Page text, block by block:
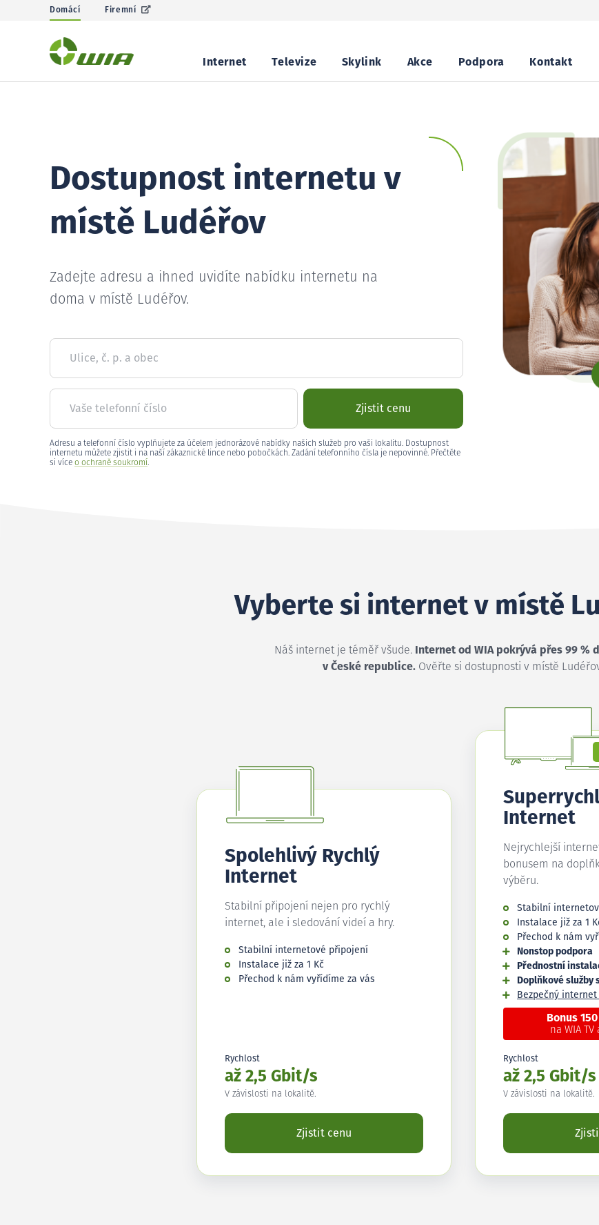
Domácí Firemní
Internet Televize Skylink Akce Podpora Kontakt
Dostupnost internetu v
místě Ludéřov
Zadejte adresu a ihned uvidíte nabídku internetu na
doma v místě Ludéřov.
Ulice, č. p. a obec
Vaše telefonní číslo Zjistit cenu
Adresu a telefonní číslo vyplňujete za účelem jednorázové nabídky našich služeb pro vaši lokalitu. Dostupnost
internetu můžete zjistit i na naší zákaznické lince nebo pobočkách. Zadání telefonního čísla je nepovinné. Přečtěte
si více o ochraně soukromí.
Vyberte si internet v místě
Náš internet je téměř všude.
Internet od WIA pokrývá přes 99 %
v České republice. Ověřte si dostupnosti v místě
Spolehlivý Rychlý
Internet
Stabilní připojení nejen pro rychlý
internet, ale i sledování videí a hry.
Stabilní internetové připojení
Instalace již za 1 Kč
Přechod k nám vyřídíme za vás
Rychlost
až 2,5 Gbit/s
V závislosti na lokalitě.
Zjistit cenu
Internet
Nejrychlejší
bonusem na
výběru.
Stabilní
Instalace již za 1
Přechod k nám
Nonstop podpora
Přednostní
Doplňkové služby
Bezpečný internet
Bonus
na WIA
Rychlost
až 2,5 Gbit/s
V závislosti na lokalitě.